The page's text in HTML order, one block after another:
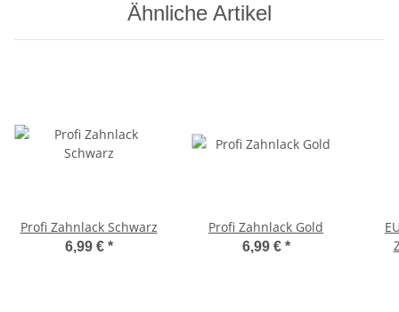
Ähnliche Artikel
Profi Zahnlack Schwarz
6,99 € *
Profi Zahnlack Gold
6,99 € *